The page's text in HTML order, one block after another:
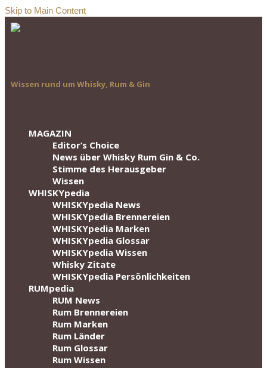
Skip to Main Content
Wissen rund um Whisky, Rum & Gin
MAGAZIN
Editor‘s Choice
News über Whisky Rum Gin & Co.
Stimme des Herausgeber
Wissen
WHISKYpedia
WHISKYpedia News
WHISKYpedia Brennereien
WHISKYpedia Marken
WHISKYpedia Glossar
WHISKYpedia Wissen
Whisky Zitate
WHISKYpedia Persönlichkeiten
RUMpedia
RUM News
Rum Brennereien
Rum Marken
Rum Länder
Rum Glossar
Rum Wissen